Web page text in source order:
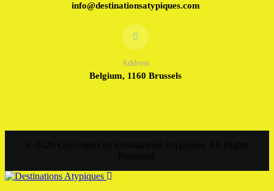
info@destinationsatypiques.com
Address
Belgium, 1160 Brussels